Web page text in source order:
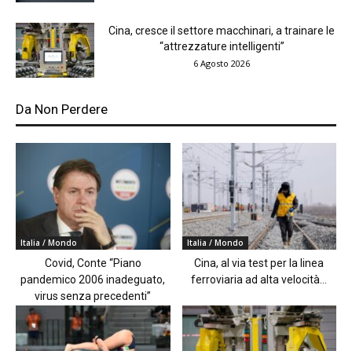
Cina, cresce il settore macchinari, a trainare le
“attrezzature intelligenti”
6 Agosto 2026
Da Non Perdere
Italia / Mondo
Covid, Conte “Piano
pandemico 2006 inadeguato,
virus senza precedenti”
Italia / Mondo
Cina, al via test per la linea
ferroviaria ad alta velocità...